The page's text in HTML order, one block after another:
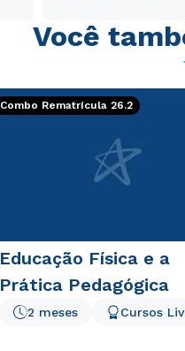
Você
Combo Rematrícula 26.2
Educação Física e a
Prática Pedagógica
2 meses Cursos
Estou de
envio de
Estou de
envio de